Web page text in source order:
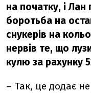
на початку, і Лан
боротьба на
снукерів на
нервів те, що
кулю за рахунку
– Так, це додає